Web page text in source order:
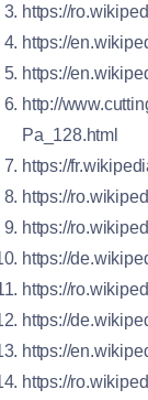
https://
https://
https://
http://
Pa_128.html
https://
https://
https://
https://
https://
https://
https://
https://